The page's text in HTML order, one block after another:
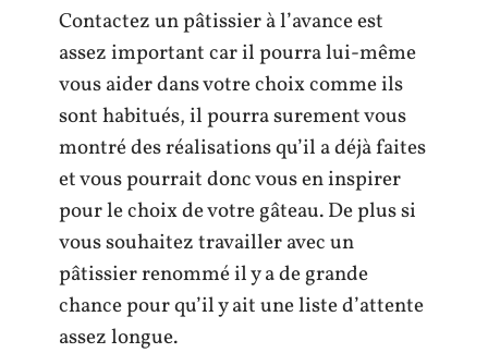
Contactez un pâtissier à l’avance est
assez important car il pourra lui-même
vous aider dans votre choix comme ils
sont habitués, il pourra surement vous
montré des réalisations qu’il a déjà faites
et vous pourrait donc vous en inspirer
pour le choix de votre gâteau. De plus si
vous souhaitez travailler avec un
pâtissier renommé il y a de grande
chance pour qu’il y ait une liste d’attente
assez longue.